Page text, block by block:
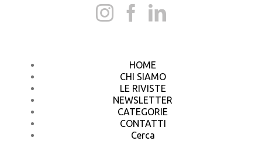
HOME
CHI SIAMO
LE RIVISTE
NEWSLETTER
CATEGORIE
CONTATTI
Cerca